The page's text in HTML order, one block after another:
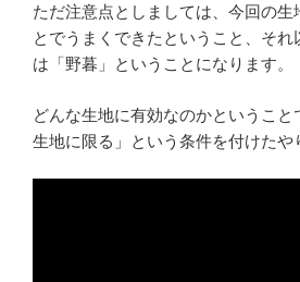
ただ注意点としましては、今回の生
とでうまくできたということ、それ
は「野暮」ということになります。
どんな生地に有効なのかというこ
生地に限る」という条件を付けたや